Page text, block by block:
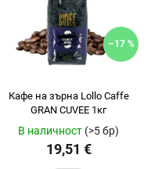
–17 %
Кафе на зърна Lollo Caffe
GRAN CUVEE 1кг
В наличност (>5 бр)
19,51 €